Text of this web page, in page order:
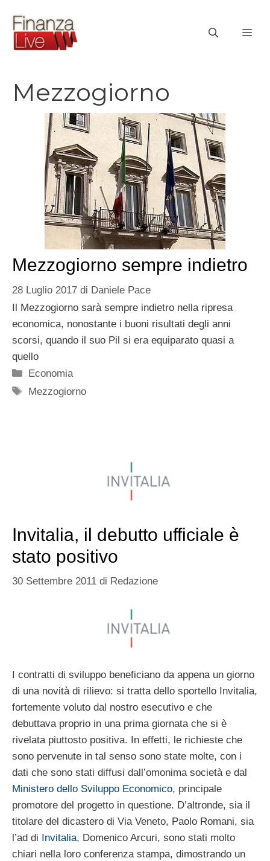
contenuto
Mezzogiorno
Mezzogiorno sempre indietro
28 Luglio 2017 di Daniele Pace
Il Mezzogiorno sarà sempre indietro nella ripresa
economica, nonostante i buoni risultati degli anni
scorsi, quando il suo Pil si era equiparato quasi a
quello
Categorie
Economia
Tag
Mezzogiorno
Invitalia, il debutto ufficiale è
stato positivo
30 Settembre 2011 di Redazione
I contratti di sviluppo beneficiano da appena un giorno
di una novità di rilievo: si tratta dello sportello Invitalia,
fortemente voluto dal nostro esecutivo e che
debuttava proprio in una prima giornata che si è
rivelata piuttosto positiva. In effetti, le richieste che
sono pervenute in tal senso sono state molte, con i
dati che sono stati diffusi dall’omonima società e dal
Ministero dello Sviluppo Economico, principale
promotore del progetto in questione. D’altronde, sia il
titolare del dicastero di Via Veneto, Paolo Romani, sia
l’ad di
Invitalia, Domenico Arcuri, sono stati molto
chiari nella loro conferenza stampa, dimostrando un